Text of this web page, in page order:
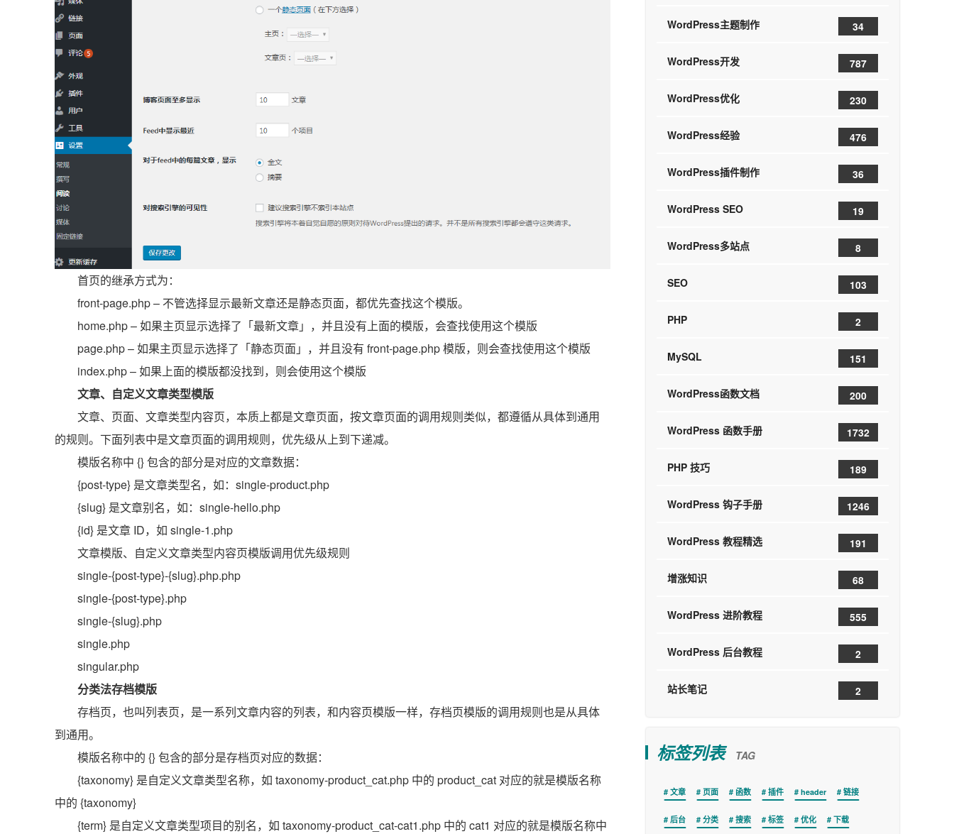
首页的继承方式为：
front-page.php – 不管选择显示最新文章还是静态页面，都优先查找这个模版。
home.php – 如果主页显示选择了「最新文章」，并且没有上面的模版，会查找使用这个模版
page.php – 如果主页显示选择了「静态页面」，并且没有 front-page.php 模版，则会查找使用这个模版
index.php – 如果上面的模版都没找到，则会使用这个模版
文章、自定义文章类型模版
文章、页面、文章类型内容页，本质上都是文章页面，按文章页面的调用规则类似，都遵循从具体到通用
的规则。下面列表中是文章页面的调用规则，优先级从上到下递减。
模版名称中 {} 包含的部分是对应的文章数据：
{post-type} 是文章类型名，如：single-product.php
{slug} 是文章别名，如：single-hello.php
{id} 是文章 ID，如 single-1.php
文章模版、自定义文章类型内容页模版调用优先级规则
single-{post-type}-{slug}.php.php
single-{post-type}.php
single-{slug}.php
single.php
singular.php
分类法存档模版
存档页，也叫列表页，是一系列文章内容的列表，和内容页模版一样，存档页模版的调用规则也是从具体
到通用。
模版名称中的 {} 包含的部分是存档页对应的数据：
{taxonomy} 是自定义文章类型名称，如 taxonomy-product_cat.php 中的 product_cat 对应的就是模版名称
中的 {taxonomy}
{term} 是自定义文章类型项目的别名，如 taxonomy-product_cat-cat1.php 中的 cat1 对应的就是模版名称中
WordPress主题制作 34
WordPress开发 787
WordPress优化 230
WordPress经验 476
WordPress插件制作 36
WordPress SEO 19
WordPress多站点 8
SEO 103
PHP 2
MySQL 151
WordPress函数文档 200
WordPress 函数手册 1732
PHP 技巧 189
WordPress 钩子手册 1246
WordPress 教程精选 191
增涨知识 68
WordPress 进阶教程 555
WordPress 后台教程 2
站长笔记 2
标签列表 TAG
文章 页面 函数 插件 header 链接
后台 分类 搜索 标签 优化 下载